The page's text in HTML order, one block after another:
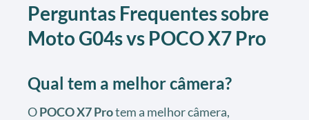
Perguntas Frequentes sobre
Moto G04s vs POCO X7 Pro
Qual tem a melhor câmera?
OPOCO X7 Protem a melhor câmera,